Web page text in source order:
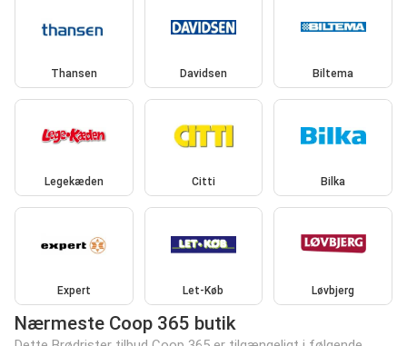
Thansen Davidsen Biltema
Legekæden Citti Bilka
Expert Let-Køb Løvbjerg
Nærmeste Coop 365 butik